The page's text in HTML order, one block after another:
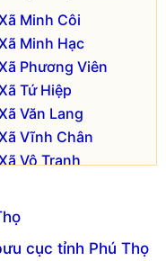
Minh Côi
Minh Hạc
Phương Viên
Tứ Hiệp
Văn Lang
Vĩnh Chân
Vô Tranh
Yên Kỳ
Xã Yên Luật
cục tỉnh Phú Thọ